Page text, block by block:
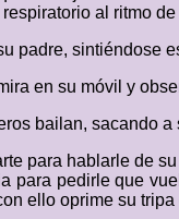
al ritmo
padre, sintiéndose
en su móvil y
bailan, sacando
para hablarle de
para pedirle que
ello oprime su